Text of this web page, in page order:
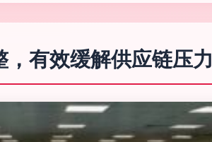
有效缓解供应链压力